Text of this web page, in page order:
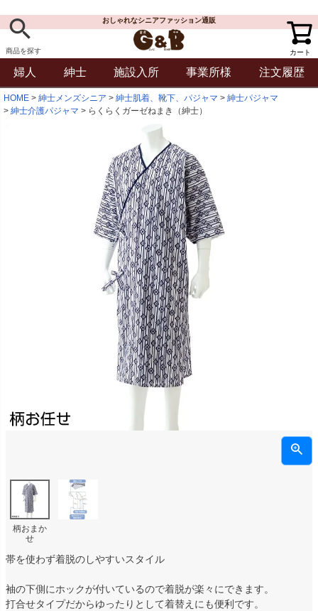
商品を探す
おしゃれなシニアファッション通販
カート
婦人 紳士 施設入所 事業所様 注文履歴
HOME 紳士メンズシニア 紳士肌着、靴下、パジャマ
紳士パジャマ
紳士介護パジャマ
らくらくガーゼねまき（紳士）
柄おまか
せ
帯を使わず着脱のしやすいスタイル
袖の下側にホックが付いているので着脱が楽々にできます。
打合せタイプだからゆったりとして着替えにも便利です。